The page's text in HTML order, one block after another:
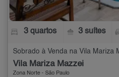
3 quartos 3 suítes
Sobrado à Venda na Vila Mariza
Vila Mariza Mazzei
Zona Norte - São Paulo